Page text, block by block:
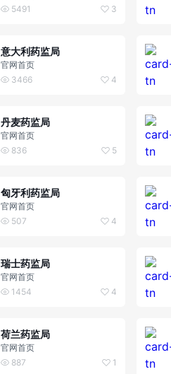
5491
3
意大利药监局
官网首页
3466
4
丹麦药监局
官网首页
836
5
匈牙利药监局
官网首页
507
4
瑞士药监局
官网首页
1454
4
荷兰药监局
官网首页
887
1